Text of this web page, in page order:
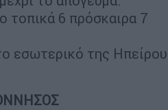
τοπικά 6 πρόσκαιρα 7
εσωτερικό της Ηπείρου